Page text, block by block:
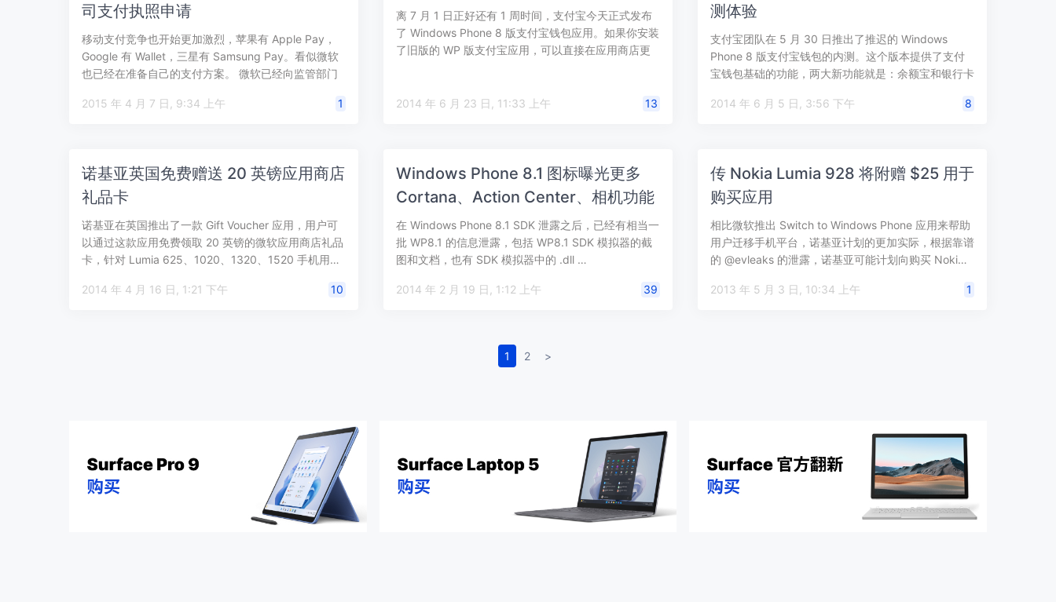
司支付执照申请
移动支付竞争也开始更加激烈，苹果有 Apple Pay，
Google 有 Wallet，三星有 Samsung Pay。看似微软
也已经在准备自己的支付方案。 微软已经向监管部门
2015 年 4 月 7 日, 9:34 上午
1
离 7 月 1 日正好还有 1 周时间，支付宝今天正式发布
了 Windows Phone 8 版支付宝钱包应用。如果你安装
了旧版的 WP 版支付宝应用，可以直接在应用商店更
2014 年 6 月 23 日, 11:33 上午 13
测体验
支付宝团队在 5 月 30 日推出了推迟的 Windows
Phone 8 版支付宝钱包的内测。这个版本提供了支付
宝钱包基础的功能，两大新功能就是：余额宝和银行卡
2014 年 6 月 5 日, 3:56 下午
8
诺基亚英国免费赠送 20 英镑应用商店
礼品卡
诺基亚在英国推出了一款 Gift Voucher 应用，用户可
以通过这款应用免费领取 20 英镑的微软应用商店礼品
卡，针对 Lumia 625、1020、1320、1520 手机用…
2014 年 4 月 16 日, 1:21 下午 10
Windows Phone 8.1 图标曝光更多
Cortana、Action Center、相机功能
在 Windows Phone 8.1 SDK 泄露之后，已经有相当一
批 WP8.1 的信息泄露，包括 WP8.1 SDK 模拟器的截
图和文档，也有 SDK 模拟器中的 .dll …
2014 年 2 月 19 日, 1:12 上午 39
传 Nokia Lumia 928 将附赠 $25 用于
购买应用
相比微软推出 Switch to Windows Phone 应用来帮助
用户迁移手机平台，诺基亚计划的更加实际，根据靠谱
的 @evleaks 的泄露，诺基亚可能计划向购买 Noki…
2013 年 5 月 3 日, 10:34 上午 1
1 2 >